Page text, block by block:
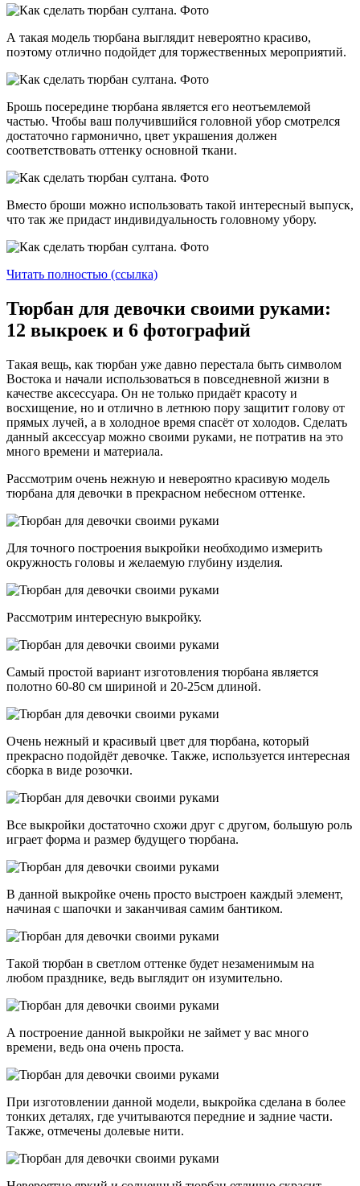
А такая модель тюрбана выглядит невероятно красиво,
поэтому отлично подойдет для торжественных мероприятий.
Брошь посередине тюрбана является его неотъемлемой
частью. Чтобы ваш получившийся головной убор смотрелся
достаточно гармонично, цвет украшения должен
соответствовать оттенку основной ткани.
Вместо броши можно использовать такой интересный выпуск,
что так же придаст индивидуальность головному убору.
Читать полностью (ссылка)
Тюрбан для девочки своими руками:
12 выкроек и 6 фотографий
Такая вещь, как тюрбан уже давно перестала быть символом
Востока и начали использоваться в повседневной жизни в
качестве аксессуара. Он не только придаёт красоту и
восхищение, но и отлично в летнюю пору защитит голову от
прямых лучей, а в холодное время спасёт от холодов. Сделать
данный аксессуар можно своими руками, не потратив на это
много времени и материала.
Рассмотрим очень нежную и невероятно красивую модель
тюрбана для девочки в прекрасном небесном оттенке.
Для точного построения выкройки необходимо измерить
окружность головы и желаемую глубину изделия.
Рассмотрим интересную выкройку.
Самый простой вариант изготовления тюрбана является
полотно 60-80 см шириной и 20-25см длиной.
Очень нежный и красивый цвет для тюрбана, который
прекрасно подойдёт девочке. Также, используется интересная
сборка в виде розочки.
Все выкройки достаточно схожи друг с другом, большую роль
играет форма и размер будущего тюрбана.
В данной выкройке очень просто выстроен каждый элемент,
начиная с шапочки и заканчивая самим бантиком.
Такой тюрбан в светлом оттенке будет незаменимым на
любом празднике, ведь выглядит он изумительно.
А построение данной выкройки не займет у вас много
времени, ведь она очень проста.
При изготовлении данной модели, выкройка сделана в более
тонких деталях, где учитываются передние и задние части.
Также, отмечены долевые нити.